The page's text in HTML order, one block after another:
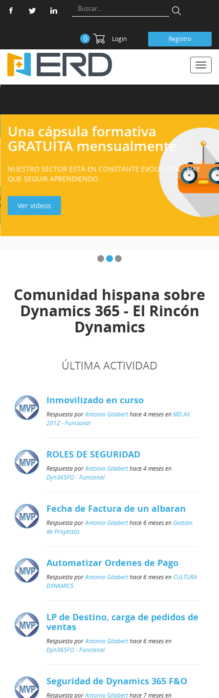
0 Login Registro
Una cápsula formativa
GRATUITA mensualmente
NUESTRO SECTOR ESTÁ EN CONSTANTE EVOLUCIÓN… HAY
QUE SEGUIR APRENDIENDO.
Ver vídeos
Comunidad hispana sobre
Dynamics 365 - El Rincón
Dynamics
ÚLTIMA ACTIVIDAD
Inmovilizado en curso
Respuesta porAntonio Gilaberthace 4 meses enMD AX
2012 - Funcional
ROLES DE SEGURIDAD
Respuesta porAntonio Gilaberthace 4 meses en
Dyn365FO - Funcional
Fecha de Factura de un albaran
Respuesta porAntonio Gilaberthace 6 meses en Gestión
de Proyectos
Automatizar Ordenes de Pago
Respuesta porAntonio Gilaberthace 6 meses en CULTURA
DYNAMICS
LP de Destino, carga de pedidos de
ventas
Respuesta porAntonio Gilaberthace 6 meses en
Dyn365FO - Funcional
Seguridad de Dynamics 365 F&O
Respuesta porAntonio Gilaberthace 7 meses en